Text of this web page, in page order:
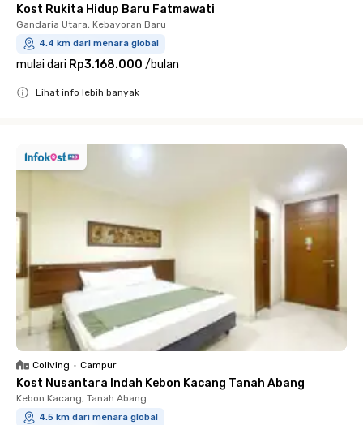
Kost Rukita Hidup Baru Fatmawati
Gandaria Utara, Kebayoran Baru
4.4 km dari menara global
mulai dari Rp3.168.000 /bulan
Lihat info lebih banyak
Coliving • Campur
Kost Nusantara Indah Kebon Kacang Tanah Abang
Kebon Kacang, Tanah Abang
4.5 km dari menara global